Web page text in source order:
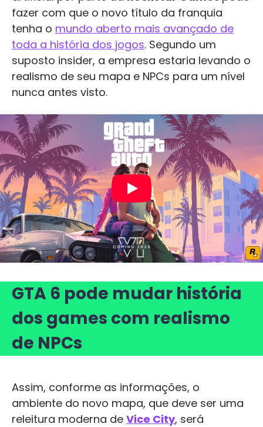
fazer com que o novo título da franquia
tenha o mundo aberto mais avançado de
toda a história dos jogos. Segundo um
suposto insider, a empresa estaria levando o
realismo de seu mapa e NPCs para um nível
nunca antes visto.
GTA 6 pode mudar história
dos games com realismo
de NPCs
Assim, conforme as informações, o
ambiente do novo mapa, que deve ser uma
releitura moderna de Vice City, será